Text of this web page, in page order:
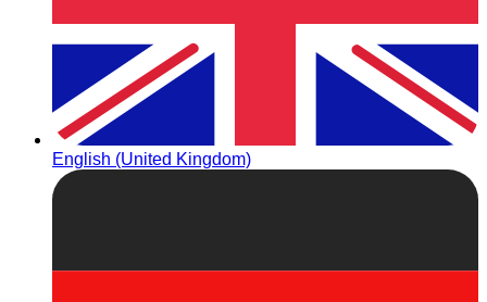
English (United Kingdom)